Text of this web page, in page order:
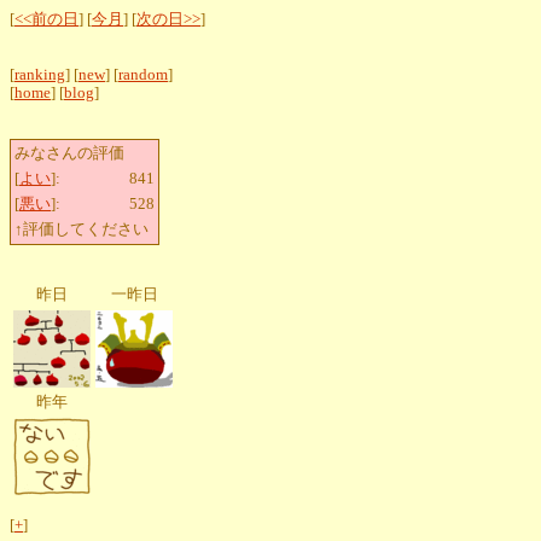
[<<前の日 ] [今月 ] [次の日>>]
[ranking] [new] [random]
[home] [blog]
みなさんの評価
[よい]:
841
[悪い]:
528
↑評価してください
昨日 一昨日
昨年
[+]